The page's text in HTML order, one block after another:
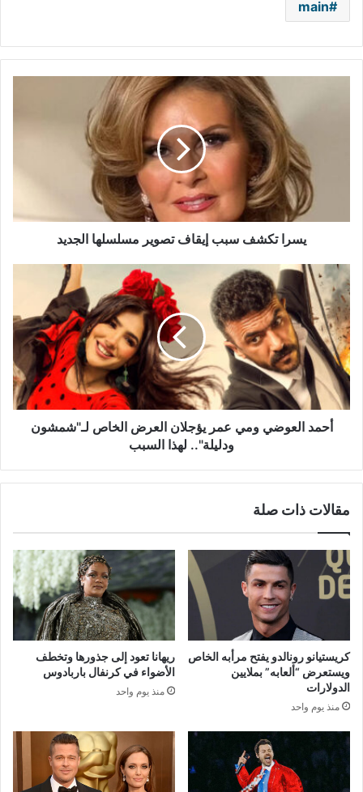
main
يسرا تكشف سبب إيقاف تصوير مسلسلها الجديد
أحمد
العوضي
ومي
عمر
يؤجلان
العرض
الخاص
لـ"شمشون
ودليلة"..
أحمد العوضي ومي عمر يؤجلان العرض الخاص لـ"شمشون
ودليلة".. لهذا السبب
مقالات ذات صلة
كريستيانو رونالدو يفتح مرأبه الخاص
ويستعرض “ألعابه” بملايين
الدولارات
منذ يوم واحد
ريهانا تعود إلى جذورها وتخطف
الأضواء في كرنفال باربادوس
منذ يوم واحد